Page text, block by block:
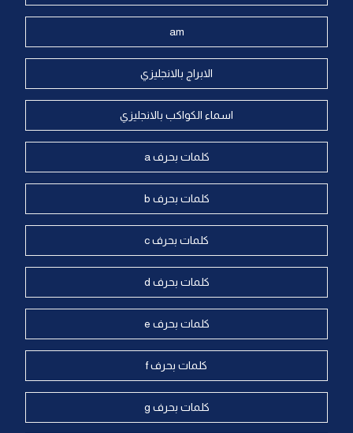
am
الابراج بالانجليزي
اسماء الكواكب بالانجليزي
كلمات بحرف a
كلمات بحرف b
كلمات بحرف c
كلمات بحرف d
كلمات بحرف e
كلمات بحرف f
كلمات بحرف g